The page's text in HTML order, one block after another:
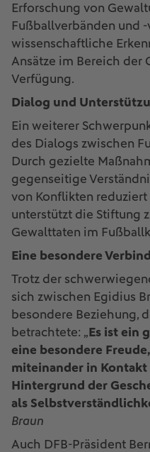
Erforschung von
Fußballverbänden und
wissenschaftliche
Ansätze im Bereich der
Verfügung.
Dialog und
Ein weiterer
des Dialogs zwischen
Durch gezielte
gegenseitige
von Konflikten reduziert
unterstützt die Stiftung
Gewalttaten im
Eine besondere
Trotz der
sich zwischen Egidius
besondere Beziehung,
betrachtete: „ Es ist ein
eine besondere
miteinander in Kontakt
Hintergrund der
als
Braun
Auch DFB-Präsident